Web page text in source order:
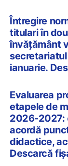
Întregire
titulari în
învățământ
ianuarie.
Evaluarea
etapele de
2026-2027:
acordă
didactice,
Descarcă